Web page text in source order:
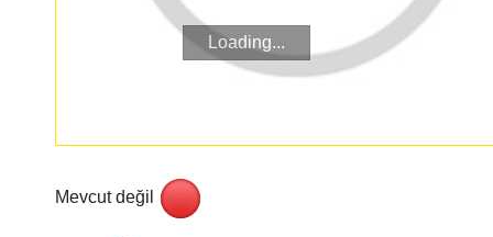
Loading...
Mevcut değil